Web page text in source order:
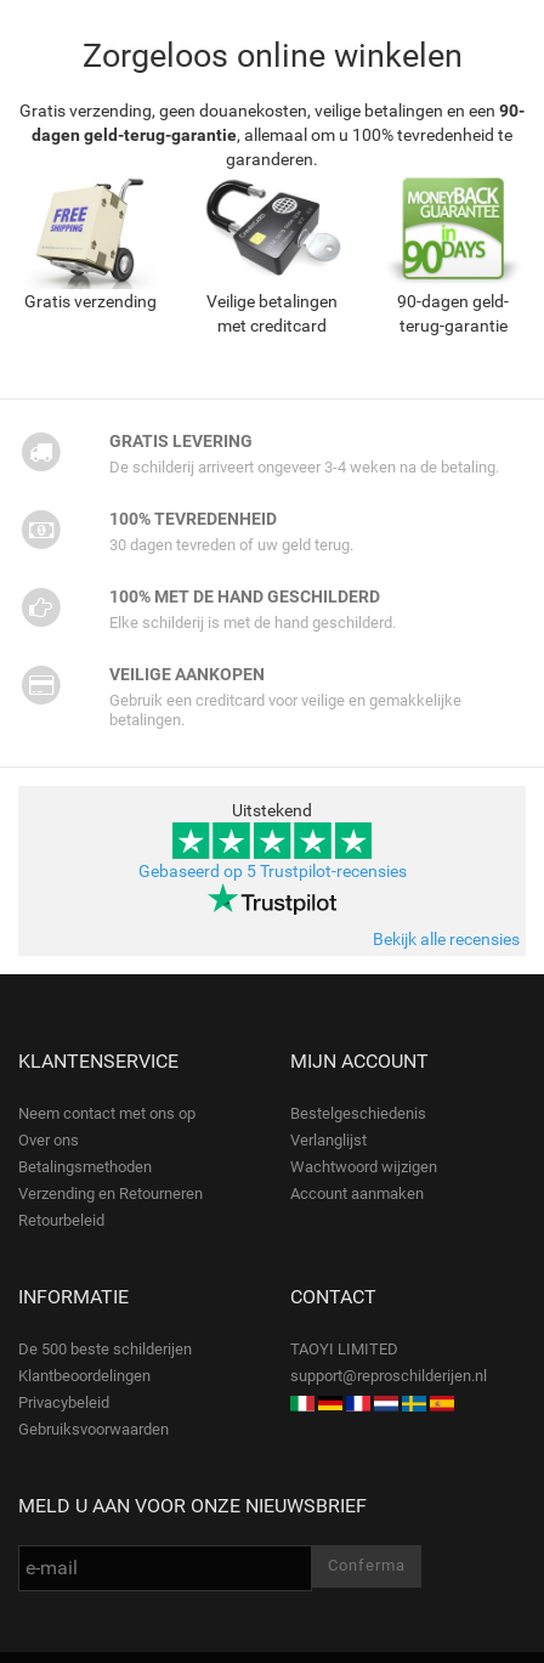
Zorgeloos online winkelen
Gratis verzending, geen douanekosten, veilige betalingen en een 90-
dagen geld-terug-garantie, allemaal om u 100% tevredenheid te
garanderen.
Gratis verzending
Veilige betalingen
met creditcard
90-dagen geld-
terug-garantie
GRATIS LEVERING
De schilderij arriveert ongeveer 3-4 weken na de betaling.
100% TEVREDENHEID
30 dagen tevreden of uw geld terug.
100% MET DE HAND GESCHILDERD
Elke schilderij is met de hand geschilderd.
VEILIGE AANKOPEN
Gebruik een creditcard voor veilige en gemakkelijke
betalingen.
Uitstekend
Gebaseerd op 5 Trustpilot-recensies
Bekijk alle recensies
KLANTENSERVICE
Neem contact met ons op
Over ons
Betalingsmethoden
Verzending en Retourneren
Retourbeleid
MIJN ACCOUNT
Bestelgeschiedenis
Verlanglijst
Wachtwoord wijzigen
Account aanmaken
INFORMATIE
De 500 beste schilderijen
Klantbeoordelingen
Privacybeleid
Gebruiksvoorwaarden
CONTACT
TAOYI LIMITED
support@reproschilderijen.nl
MELD U AAN VOOR ONZE NIEUWSBRIEF